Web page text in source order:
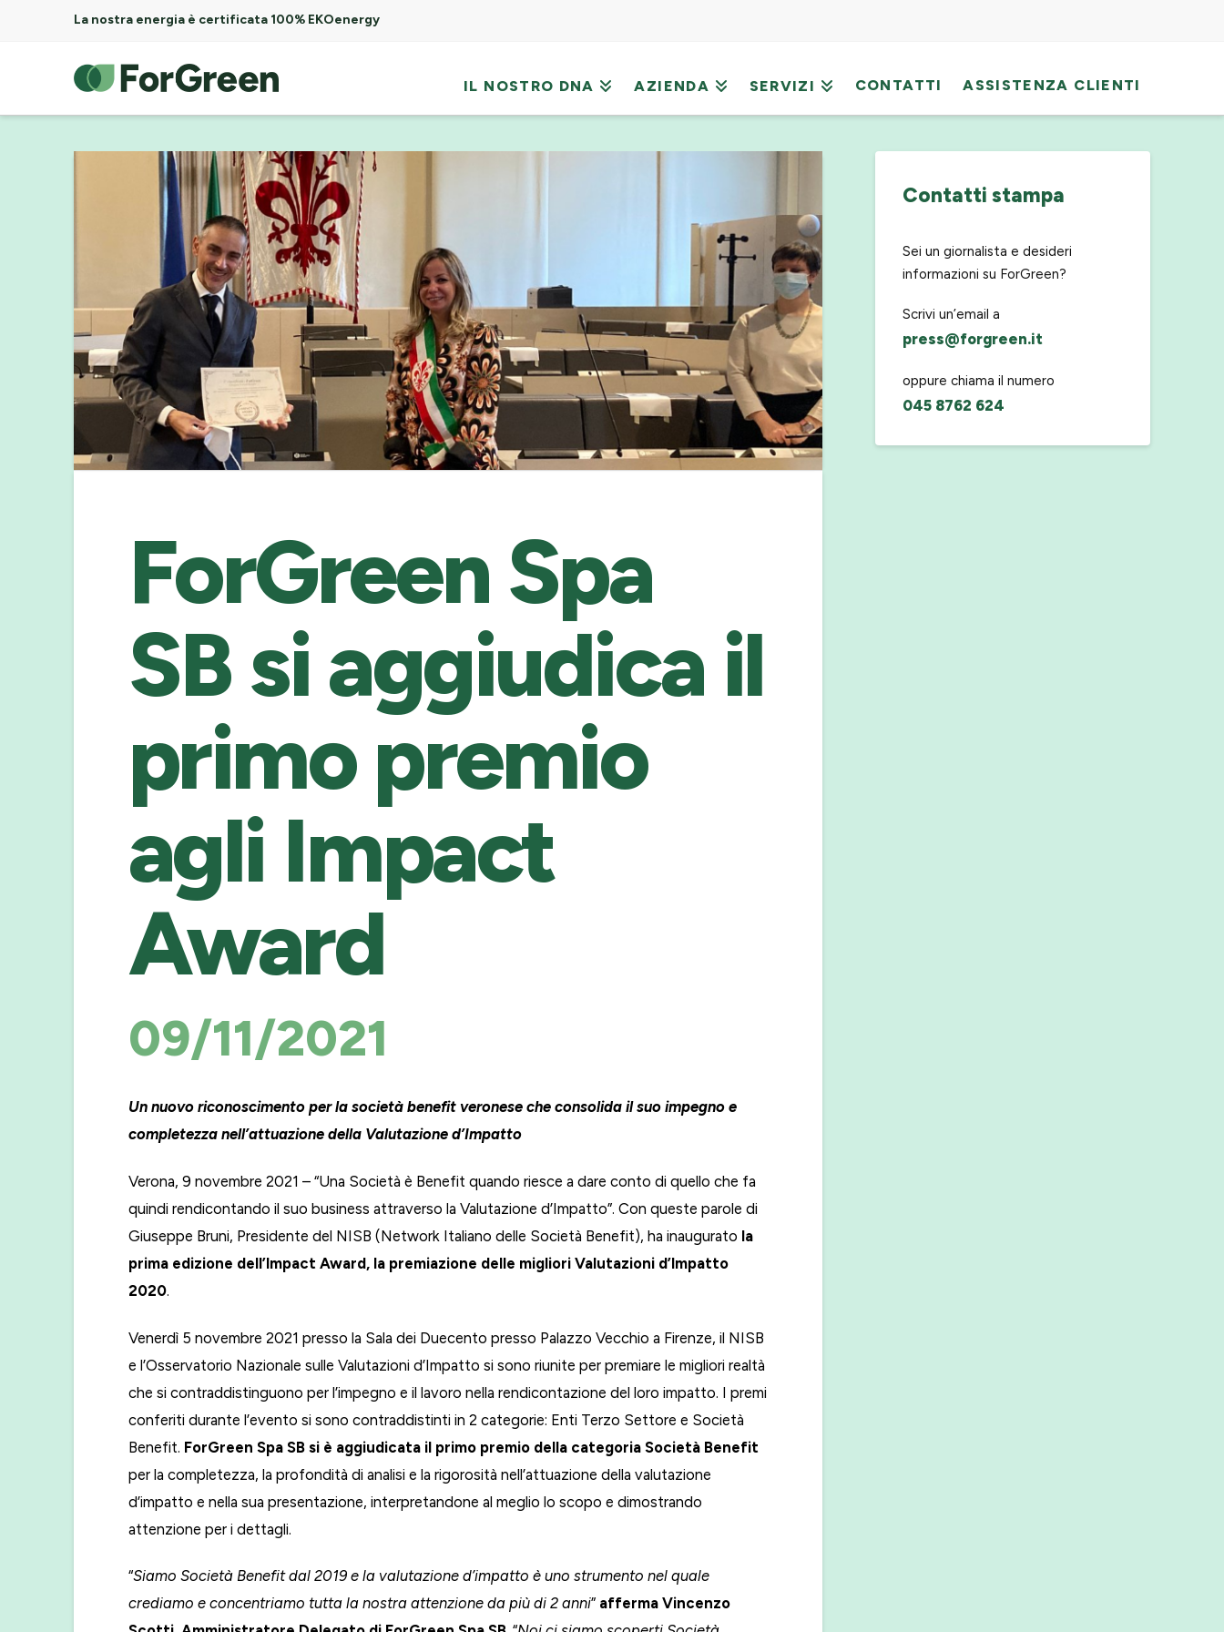
La nostra energia è certificata 100% EKOenergy
ForGreen
Spa
Società
Benefit
IL NOSTRO DNA AZIENDA SERVIZI CONTATTI ASSISTENZA CLIENTI
ForGreen Spa
SB si aggiudica il
primo premio
agli Impact
Award
09/11/2021
Un nuovo riconoscimento per la società benefit veronese che consolida il suo impegno e
completezza nell’attuazione della Valutazione d’Impatto
Verona, 9 novembre 2021 – “Una Società è Benefit quando riesce a dare conto di quello che fa
quindi rendicontando il suo business attraverso la Valutazione d’Impatto”. Con queste parole di
Giuseppe Bruni, Presidente del NISB (Network Italiano delle Società Benefit), ha inaugurato la
prima edizione dell’Impact Award, la premiazione delle migliori Valutazioni d’Impatto
2020.
Venerdì 5 novembre 2021 presso la Sala dei Duecento presso Palazzo Vecchio a Firenze, il NISB
e l’Osservatorio Nazionale sulle Valutazioni d’Impatto si sono riunite per premiare le migliori realtà
che si contraddistinguono per l’impegno e il lavoro nella rendicontazione del loro impatto. I premi
conferiti durante l’evento si sono contraddistinti in 2 categorie: Enti Terzo Settore e Società
Benefit. ForGreen Spa SB si è aggiudicata il primo premio della categoria Società Benefit
per la completezza, la profondità di analisi e la rigorosità nell’attuazione della valutazione
d’impatto e nella sua presentazione, interpretandone al meglio lo scopo e dimostrando
attenzione per i dettagli.
“Siamo Società Benefit dal 2019 e la valutazione d’impatto è uno strumento nel quale
crediamo e concentriamo tutta la nostra attenzione da più di 2 anni” afferma Vincenzo
Contatti stampa
Sei un giornalista e desideri
informazioni su ForGreen?
Scrivi un’email a
press@forgreen.it
oppure chiama il numero
045 8762 624